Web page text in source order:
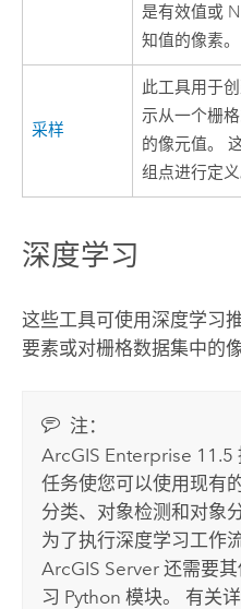
是有效值或
知值的像素。
采样
此工具用于
示从一个栅
的像元值。
组点进行定义
深度学习
这些工具可使用深度学习
要素或对栅格数据集中的
注：
ArcGIS Enterprise 11.5
任务使您可以使用现有
分类、对象检测和对象分
为了执行深度学习工作流
ArcGIS Server 还需要
习 Python 模块。 有关